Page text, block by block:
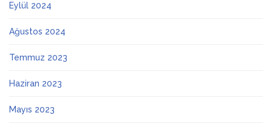
Eylül 2024
Ağustos 2024
Temmuz 2023
Haziran 2023
Mayıs 2023